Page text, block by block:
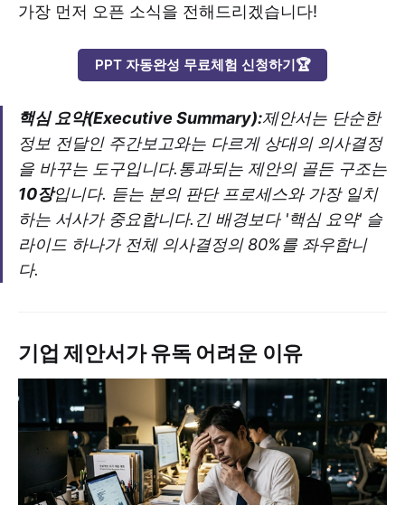
가장 먼저 오픈 소식을 전해드리겠습니다!
PPT 자동완성 무료체험 신청하기🏆
핵심 요약(Executive Summary):제안서는 단순한
정보 전달인 주간보고와는 다르게 상대의 의사결정
을 바꾸는 도구입니다.통과되는 제안의 골든 구조는
10장입니다. 듣는 분의 판단 프로세스와 가장 일치
하는 서사가 중요합니다.긴 배경보다 '핵심 요약' 슬
라이드 하나가 전체 의사결정의 80%를 좌우합니
다.
기업 제안서가 유독 어려운 이유